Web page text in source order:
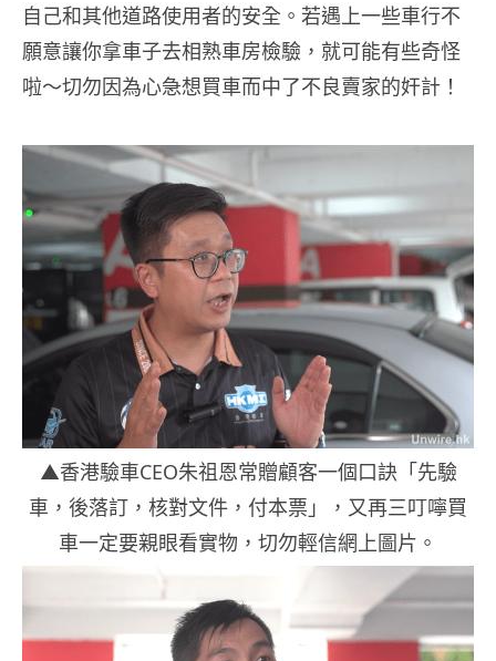
自己和其他道路使用者的安全。若遇上一些車行不
願意讓你拿車子去相熟車房檢驗，就可能有些奇怪
啦～切勿因為心急想買車而中了不良賣家的奸計！
▲香港驗車CEO朱祖恩常贈顧客一個口訣「先驗
車，後落訂，核對文件，付本票」，又再三叮嚀買
車一定要親眼看實物，切勿輕信網上圖片。